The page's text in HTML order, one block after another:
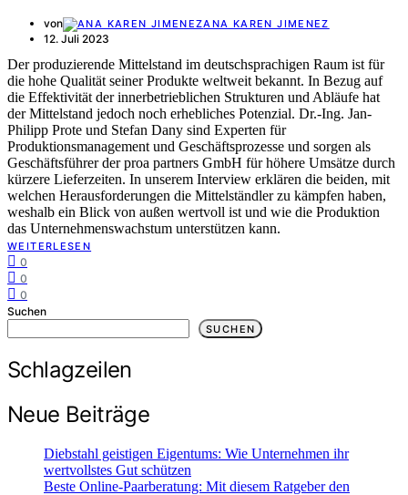
von ANA KAREN JIMENEZ
12. Juli 2023
Der produzierende Mittelstand im deutschsprachigen Raum ist für
die hohe Qualität seiner Produkte weltweit bekannt. In Bezug auf
die Effektivität der innerbetrieblichen Strukturen und Abläufe hat
der Mittelstand jedoch noch erhebliches Potenzial. Dr.-Ing. Jan-
Philipp Prote und Stefan Dany sind Experten für
Produktionsmanagement und Geschäftsprozesse und sorgen als
Geschäftsführer der proa partners GmbH für höhere Umsätze durch
kürzere Lieferzeiten. In unserem Interview erklären die beiden, mit
welchen Herausforderungen die Mittelständler zu kämpfen haben,
weshalb ein Blick von außen wertvoll ist und wie die Produktion
das Unternehmenswachstum unterstützen kann.
WEITERLESEN
0
0
0
Suchen
SUCHEN
Schlagzeilen
Neue Beiträge
Diebstahl geistigen Eigentums: Wie Unternehmen ihr
wertvollstes Gut schützen
Beste Online-Paarberatung: Mit diesem Ratgeber den